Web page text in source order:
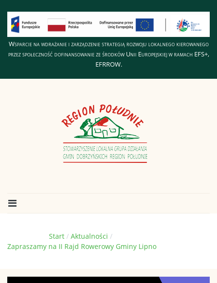
Wsparcie na wdrażanie i zarządzenie strategią rozwoju lokalnego kierowanego
przez społeczność dofinansowanie ze środków Unii Europejskiej w ramach EFS+,
EFRROW.
Start
Aktualności
Zapraszamy na II Rajd Rowerowy Gminy Lipno